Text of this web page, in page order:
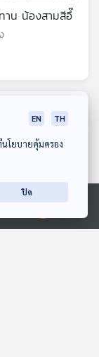
าน น้องสามสีอึ๊
EN TH
นโยบายคุ้มครอง
ปิด